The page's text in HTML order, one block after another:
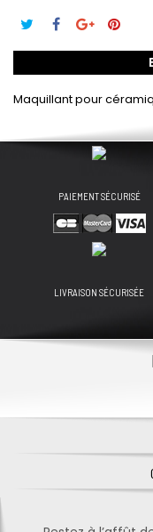
Maquillant pour
PAIEMENT SÉCURISÉ
LIVRAISON SÉCURISÉE